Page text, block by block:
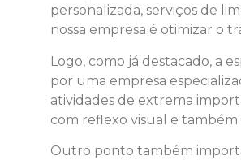
personalizada, serviços de
nossa empresa é otimizar o
Logo, como já destacado, a
por uma empresa
atividades de extrema
com reflexo visual e
Outro ponto também